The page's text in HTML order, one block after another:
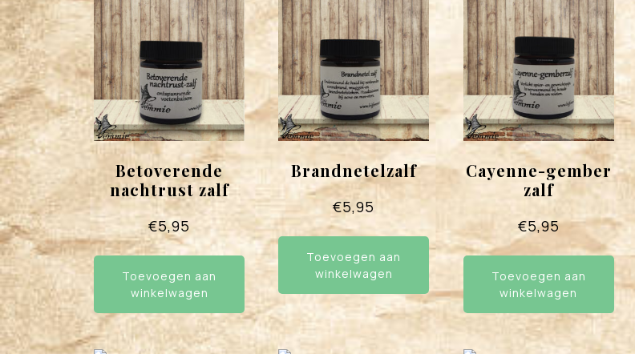
Betoverende
nachtrust zalf
€5,95
Toevoegen aan
winkelwagen
Brandnetelzalf
€5,95
Toevoegen aan
winkelwagen
Cayenne-gember
zalf
€5,95
Toevoegen aan
winkelwagen